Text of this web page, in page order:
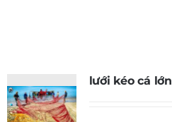
lưới kéo cá lớn